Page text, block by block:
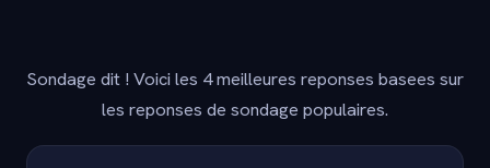
Sondage dit ! Voici les 4 meilleures reponses basees sur
les reponses de sondage populaires.